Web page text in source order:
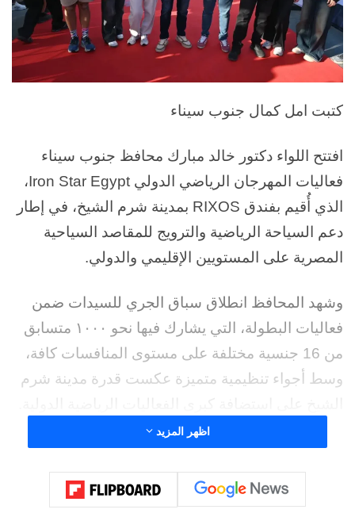
كتبت امل كمال جنوب سيناء
افتتح اللواء دكتور خالد مبارك محافظ جنوب سيناء
فعاليات المهرجان الرياضي الدولي Iron Star Egypt،
الذي أُقيم بفندق RIXOS بمدينة شرم الشيخ، في إطار
دعم السياحة الرياضية والترويج للمقاصد السياحية
المصرية على المستويين الإقليمي والدولي.
وشهد المحافظ انطلاق سباق الجري للسيدات ضمن
فعاليات البطولة، التي يشارك فيها نحو ١٠٠٠ متسابق
من 16 جنسية مختلفة على مستوى المنافسات كافة،
وسط أجواء تنظيمية متميزة عكست قدرة مدينة شرم
وفي ختام سباق الجري للسيدات، قام المحافظ بتسليم
الميداليات للفائزات، مهنئًا المشاركات على المستوى
الفني المتميز، ومشيدًا بالتنظيم الاحترافي للبطولة،
اظهر المزيد